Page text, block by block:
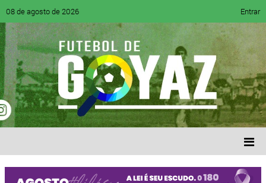
08 de agosto de 2026 Entrar